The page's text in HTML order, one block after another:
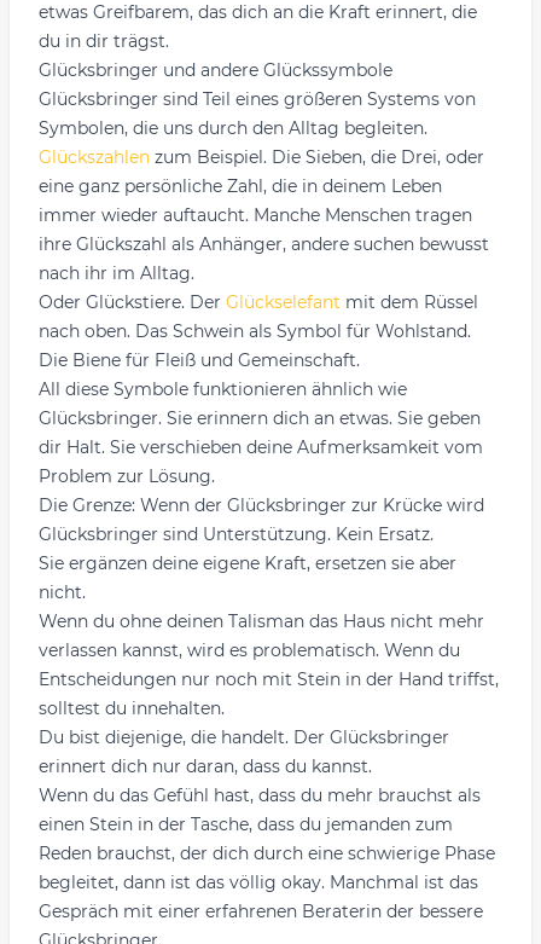
etwas Greifbarem, das dich an die Kraft erinnert, die
du in dir trägst.
Glücksbringer und andere Glückssymbole
Glücksbringer sind Teil eines größeren Systems von
Symbolen, die uns durch den Alltag begleiten.
Glückszahlen zum Beispiel. Die Sieben, die Drei, oder
eine ganz persönliche Zahl, die in deinem Leben
immer wieder auftaucht. Manche Menschen tragen
ihre Glückszahl als Anhänger, andere suchen bewusst
nach ihr im Alltag.
Oder Glückstiere. Der Glückselefant mit dem Rüssel
nach oben. Das Schwein als Symbol für Wohlstand.
Die Biene für Fleiß und Gemeinschaft.
All diese Symbole funktionieren ähnlich wie
Glücksbringer. Sie erinnern dich an etwas. Sie geben
dir Halt. Sie verschieben deine Aufmerksamkeit vom
Problem zur Lösung.
Die Grenze: Wenn der Glücksbringer zur Krücke wird
Glücksbringer sind Unterstützung. Kein Ersatz.
Sie ergänzen deine eigene Kraft, ersetzen sie aber
nicht.
Wenn du ohne deinen Talisman das Haus nicht mehr
verlassen kannst, wird es problematisch. Wenn du
Entscheidungen nur noch mit Stein in der Hand triffst,
solltest du innehalten.
Du bist diejenige, die handelt. Der Glücksbringer
erinnert dich nur daran, dass du kannst.
Wenn du das Gefühl hast, dass du mehr brauchst als
einen Stein in der Tasche, dass du jemanden zum
Reden brauchst, der dich durch eine schwierige Phase
begleitet, dann ist das völlig okay. Manchmal ist das
Gespräch mit einer erfahrenen Beraterin der bessere